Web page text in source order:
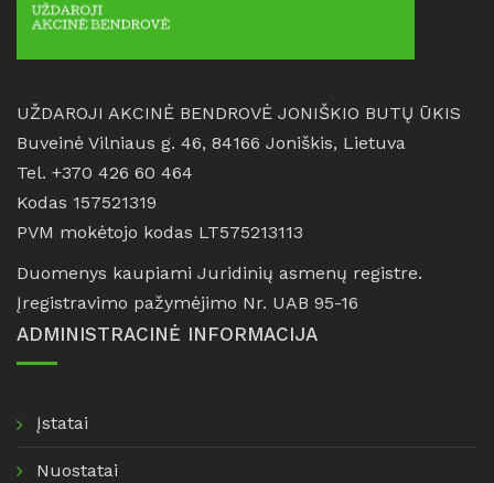
UŽDAROJI AKCINĖ BENDROVĖ JONIŠKIO BUTŲ ŪKIS
Buveinė Vilniaus g. 46, 84166 Joniškis, Lietuva
Tel. +370 426 60 464
Kodas 157521319
PVM mokėtojo kodas LT575213113
Duomenys kaupiami Juridinių asmenų registre.
Įregistravimo pažymėjimo Nr. UAB 95-16
ADMINISTRACINĖ INFORMACIJA
Įstatai
Nuostatai